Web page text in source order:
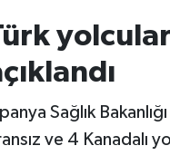
Sağlık
ve 4 Kanadalı